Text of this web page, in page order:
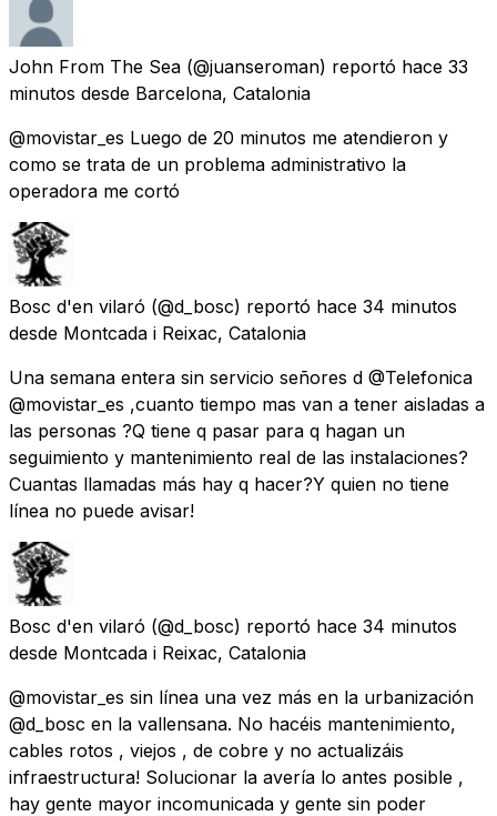
John From The Sea (@juanseroman) reportó hace 33
minutos desde Barcelona, Catalonia
@movistar_es Luego de 20 minutos me atendieron y
como se trata de un problema administrativo la
operadora me cortó
Bosc d'en vilaró (@d_bosc) reportó hace 34 minutos
desde Montcada i Reixac, Catalonia
Una semana entera sin servicio señores d @Telefonica
@movistar_es ,cuanto tiempo mas van a tener aisladas a
las personas ?Q tiene q pasar para q hagan un
seguimiento y mantenimiento real de las instalaciones?
Cuantas llamadas más hay q hacer?Y quien no tiene
línea no puede avisar!
Bosc d'en vilaró (@d_bosc) reportó hace 34 minutos
desde Montcada i Reixac, Catalonia
@movistar_es sin línea una vez más en la urbanización
@d_bosc en la vallensana. No hacéis mantenimiento,
cables rotos , viejos , de cobre y no actualizáis
infraestructura! Solucionar la avería lo antes posible ,
hay gente mayor incomunicada y gente sin poder